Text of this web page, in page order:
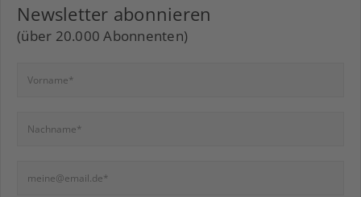
Newsletter abonnieren
(über 20.000 Abonnenten)